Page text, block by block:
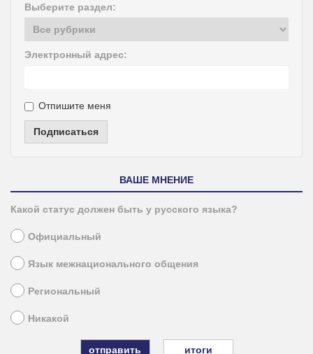
Выберите раздел:
Электронный адрес:
Отпишите меня
Подписаться
ВАШЕ МНЕНИЕ
Какой статус должен быть у русского языка?
Официальный
Язык межнационального общения
Региональный
Никакой
итоги